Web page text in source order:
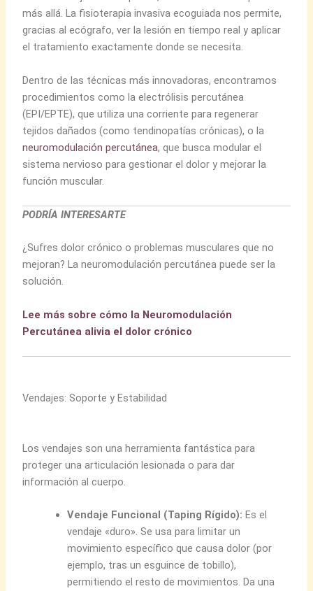
más allá. La fisioterapia invasiva ecoguiada nos permite,
gracias al ecógrafo, ver la lesión en tiempo real y aplicar
el tratamiento exactamente donde se necesita.
Dentro de las técnicas más innovadoras, encontramos
procedimientos como la electrólisis percutánea
(EPI/EPTE), que utiliza una corriente para regenerar
tejidos dañados (como tendinopatías crónicas), o la
neuromodulación percutánea, que busca modular el
sistema nervioso para gestionar el dolor y mejorar la
función muscular.
PODRÍA INTERESARTE
¿Sufres dolor crónico o problemas musculares que no
mejoran? La neuromodulación percutánea puede ser la
solución.
Lee más sobre cómo la Neuromodulación
Percutánea alivia el dolor crónico
Vendajes: Soporte y Estabilidad
Los vendajes son una herramienta fantástica para
proteger una articulación lesionada o para dar
información al cuerpo.
Vendaje Funcional (Taping Rígido): Es el
vendaje «duro». Se usa para limitar un
movimiento específico que causa dolor (por
ejemplo, tras un esguince de tobillo),
permitiendo el resto de movimientos. Da una